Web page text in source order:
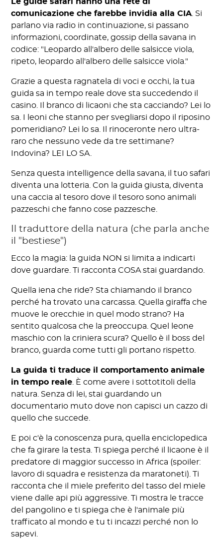
Le guide safari hanno una rete di
comunicazione che farebbe invidia alla CIA. Si
parlano via radio in continuazione, si passano
informazioni, coordinate, gossip della savana in
codice: "Leopardo all'albero delle salsicce viola,
ripeto, leopardo all'albero delle salsicce viola."
Grazie a questa ragnatela di voci e occhi, la tua
guida sa in tempo reale dove sta succedendo il
casino. Il branco di licaoni che sta cacciando? Lei lo
sa. I leoni che stanno per svegliarsi dopo il riposino
pomeridiano? Lei lo sa. Il rinoceronte nero ultra-
raro che nessuno vede da tre settimane?
Indovina? LEI LO SA.
Senza questa intelligence della savana, il tuo safari
diventa una lotteria. Con la guida giusta, diventa
una caccia al tesoro dove il tesoro sono animali
pazzeschi che fanno cose pazzesche.
Il traduttore della natura (che parla anche
il "bestiese")
Ecco la magia: la guida NON si limita a indicarti
dove guardare. Ti racconta COSA stai guardando.
Quella iena che ride? Sta chiamando il branco
perché ha trovato una carcassa. Quella giraffa che
muove le orecchie in quel modo strano? Ha
sentito qualcosa che la preoccupa. Quel leone
maschio con la criniera scura? Quello è il boss del
branco, guarda come tutti gli portano rispetto.
La guida ti traduce il comportamento animale
in tempo reale . È come avere i sottotitoli della
natura. Senza di lei, stai guardando un
documentario muto dove non capisci un cazzo di
quello che succede.
E poi c'è la conoscenza pura, quella enciclopedica
che fa girare la testa. Ti spiega perché il licaone è il
predatore di maggior successo in Africa (spoiler:
lavoro di squadra e resistenza da maratoneti). Ti
racconta che il miele preferito del tasso del miele
viene dalle api più aggressive. Ti mostra le tracce
del pangolino e ti spiega che è l'animale più
trafficato al mondo e tu ti incazzi perché non lo
sapevi.